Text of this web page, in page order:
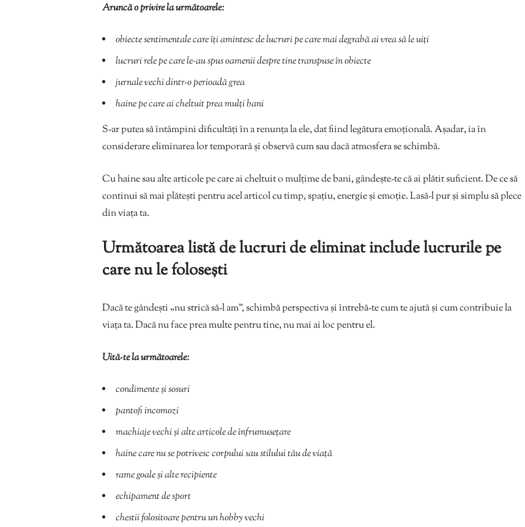
Aruncă o privire la următoarele:
obiecte sentimentale care îți amintesc de lucruri pe care mai degrabă ai vrea să le uiți
lucruri rele pe care le-au spus oamenii despre tine transpuse în obiecte
jurnale vechi dintr-o perioadă grea
haine pe care ai cheltuit prea mulți bani
S-ar putea să întâmpini dificultăți în a renunța la ele, dat fiind legătura emoțională. Așadar, ia în
considerare eliminarea lor temporară și observă cum sau dacă atmosfera se schimbă.
Cu haine sau alte articole pe care ai cheltuit o mulțime de bani, gândește-te că ai plătit suficient. De ce să
continui să mai plătești pentru acel articol cu timp, spațiu, energie și emoție. Lasă-l pur și simplu să plece
din viața ta.
Următoarea listă de lucruri de eliminat include lucrurile pe
care nu le folosești
Dacă te gândești „nu strică să-l am”, schimbă perspectiva și întrebă-te cum te ajută și cum contribuie la
viața ta. Dacă nu face prea multe pentru tine, nu mai ai loc pentru el.
Uită-te la următoarele:
condimente și sosuri
pantofi incomozi
machiaje vechi și alte articole de înfrumusețare
haine care nu se potrivesc corpului sau stilului tău de viață
rame goale și alte recipiente
echipament de sport
chestii folositoare pentru un hobby vechi